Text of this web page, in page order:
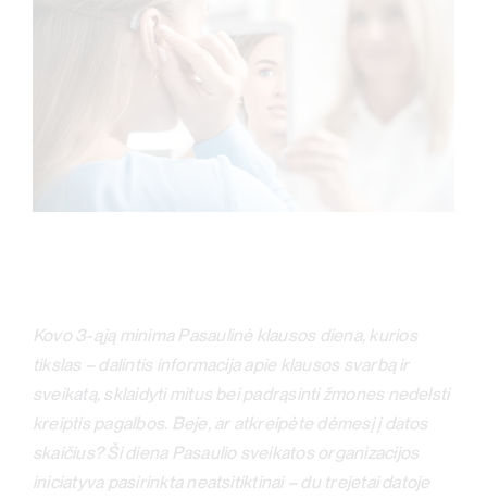
Kovo 3-ąją minima Pasaulinė klausos diena, kurios
tikslas – dalintis informacija apie klausos svarbą ir
sveikatą, sklaidyti mitus bei padrąsinti žmones nedelsti
kreiptis pagalbos. Beje, ar atkreipėte dėmesį į datos
skaičius? Ši diena Pasaulio sveikatos organizacijos
iniciatyva pasirinkta neatsitiktinai – du trejetai datoje